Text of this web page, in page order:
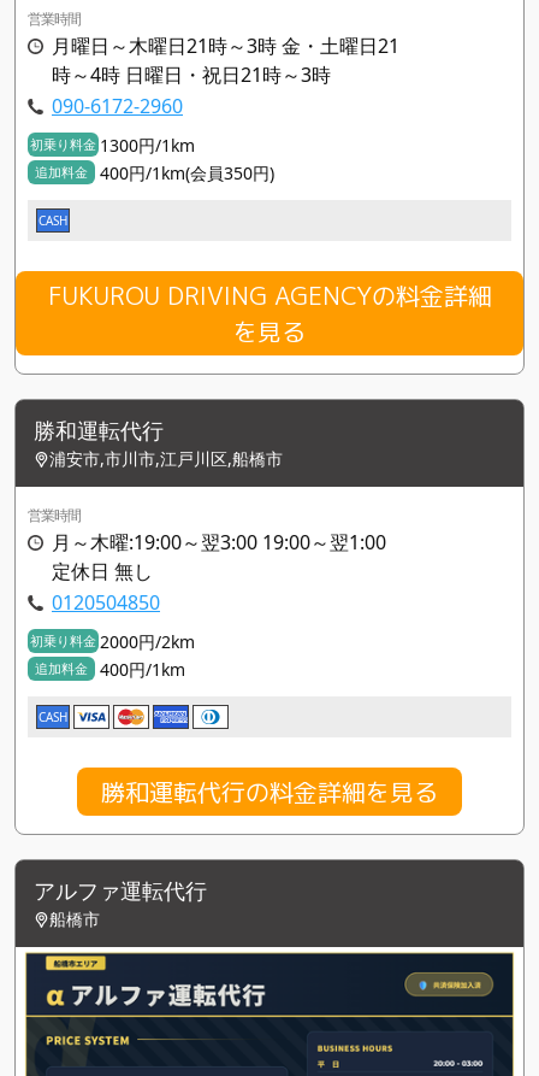
営業時間
月曜日～木曜日21時～3時 金・土曜日21
時～4時 日曜日・祝日21時～3時
090-6172-2960
初乗り料金 1300円/1km
追加料金 400円/1km(会員350円)
CASH
FUKUROU DRIVING AGENCYの料金詳細
を見る
勝和運転代行
浦安市,市川市,江戸川区,船橋市
営業時間
月～木曜:19:00～翌3:00 19:00～翌1:00
定休日 無し
0120504850
初乗り料金 2000円/2km
追加料金 400円/1km
CASH
勝和運転代行の料金詳細を見る
アルファ運転代行
船橋市